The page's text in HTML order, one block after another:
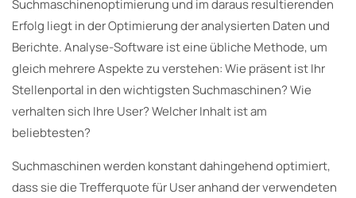
Suchmaschinenoptimierung und im daraus resultierenden
Erfolg liegt in der Optimierung der analysierten Daten und
Berichte. Analyse-Software ist eine übliche Methode, um
gleich mehrere Aspekte zu verstehen: Wie präsent ist Ihr
Stellenportal in den wichtigsten Suchmaschinen? Wie
verhalten sich Ihre User? Welcher Inhalt ist am
beliebtesten?
Suchmaschinen werden konstant dahingehend optimiert,
dass sie die Trefferquote für User anhand der verwendeten